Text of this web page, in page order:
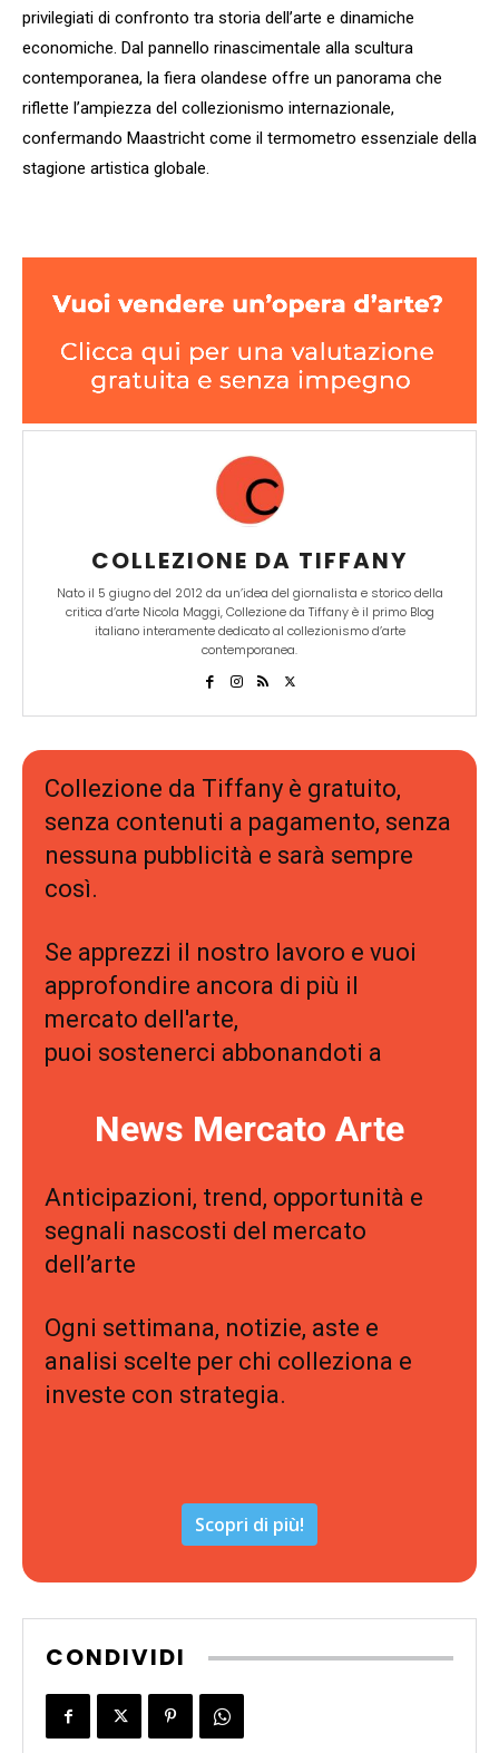
privilegiati di confronto tra storia dell’arte e dinamiche
economiche. Dal pannello rinascimentale alla scultura
contemporanea, la fiera olandese offre un panorama che
riflette l’ampiezza del collezionismo internazionale,
confermando Maastricht come il termometro essenziale della
stagione artistica globale.
COLLEZIONE DA TIFFANY
Nato il 5 giugno del 2012 da un’idea del giornalista e storico della
critica d’arte Nicola Maggi, Collezione da Tiffany è il primo Blog
italiano interamente dedicato al collezionismo d’arte
contemporanea.
Collezione da Tiffany è gratuito,
senza contenuti a pagamento, senza
nessuna pubblicità e sarà sempre
così.
Se apprezzi il nostro lavoro e vuoi
approfondire ancora di più il
mercato dell'arte,
puoi sostenerci abbonandoti a
News Mercato Arte
Anticipazioni, trend, opportunità e
segnali nascosti del mercato
dell’arte
Ogni settimana, notizie, aste e
analisi scelte per chi colleziona e
investe con strategia.
Scopri di più!
CONDIVIDI